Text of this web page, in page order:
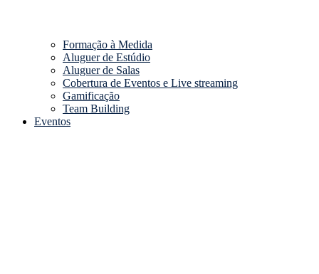
Formação à Medida
Aluguer de Estúdio
Aluguer de Salas
Cobertura de Eventos e Live streaming
Gamificação
Team Building
Eventos